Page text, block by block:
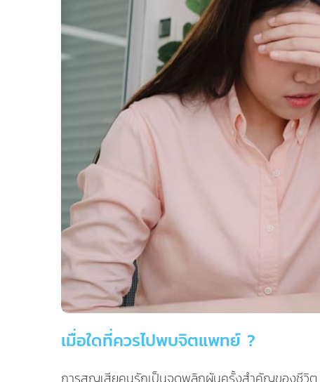
เมื่อใดที่ควรไปพบจิตแพทย์ ?
การสูญเสียคนรักเป็นจุดพลิกผันครั้งสำคัญของชีวิ